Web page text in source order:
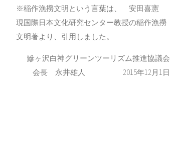
※稲作漁撈文明という言葉は、 安田喜憲
現国際日本文化研究センター教授の稲作漁撈
文明著より、引用しました。
鰺ヶ沢白神グリーンツーリズム推進協議会
会長 永井雄人 2015年12月1日